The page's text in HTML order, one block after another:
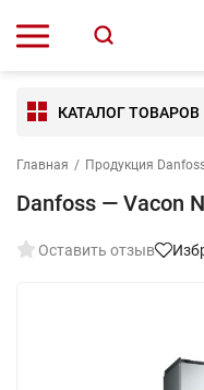
КАТАЛОГ ТОВАРОВ
Главная / Продукция
Danfoss — Vacon
Оставить отзыв